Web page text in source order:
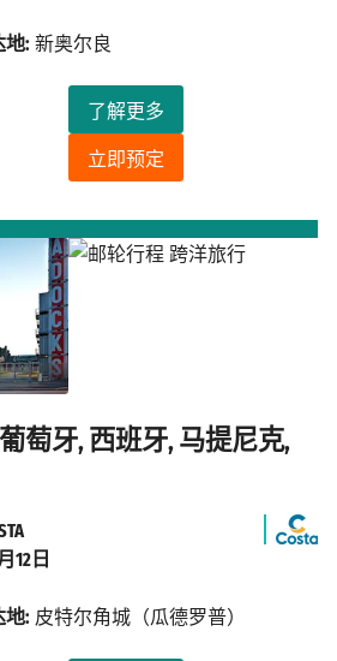
了解更多
立即预定
地: 新奥尔良
萄牙, 西班牙, 马提尼克,
12日
地: 皮特尔角城（瓜德罗普）